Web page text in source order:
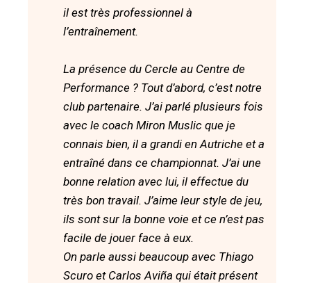
il est très professionnel à
l’entraînement.
La présence du Cercle au Centre de
Performance ? Tout d’abord, c’est notre
club partenaire. J’ai parlé plusieurs fois
avec le coach Miron Muslic que je
connais bien, il a grandi en Autriche et a
entraîné dans ce championnat. J’ai une
bonne relation avec lui, il effectue du
très bon travail. J’aime leur style de jeu,
ils sont sur la bonne voie et ce n’est pas
facile de jouer face à eux.
On parle aussi beaucoup avec Thiago
Scuro et Carlos Aviña qui était présent